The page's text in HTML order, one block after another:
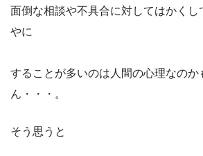
面倒な相談や不具合に対してはかくし
やに
することが多いのは人間の心理なのか
ん・・・。
そう思うと